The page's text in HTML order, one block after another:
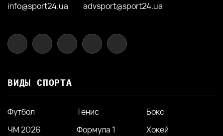
info@sport24.ua advsport@sport24.ua
ВИДЫ СПОРТА
Футбол Тенис
Бокс
ЧМ 2026
Формула 1
Хокей